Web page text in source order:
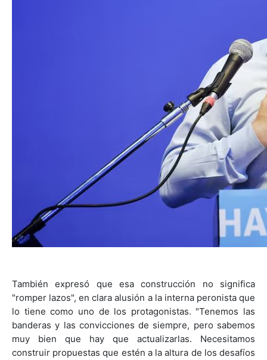
También expresó que esa construcción no significa
"romper lazos", en clara alusión a la interna peronista que
lo tiene como uno de los protagonistas. "Tenemos las
banderas y las convicciones de siempre, pero sabemos
muy bien que hay que actualizarlas. Necesitamos
construir propuestas que estén a la altura de los desafíos